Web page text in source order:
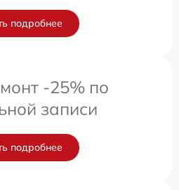
подробнее
-25% по
записи
подробнее